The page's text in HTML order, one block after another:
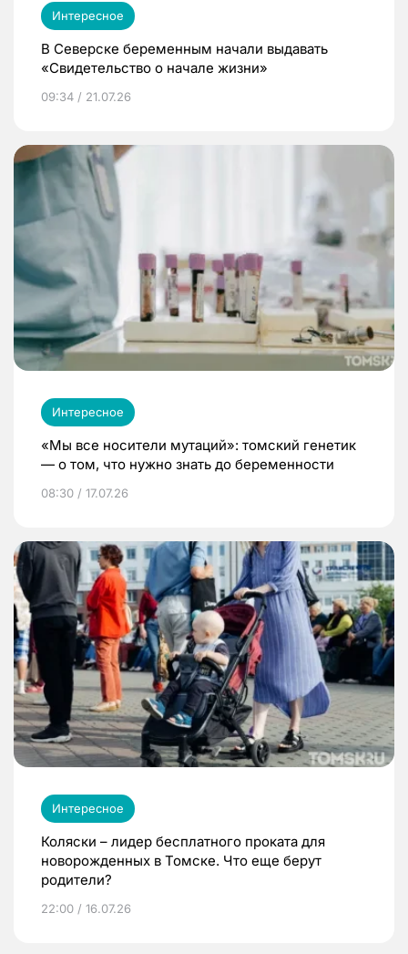
Интересное
В Северске беременным начали выдавать
«Свидетельство о начале жизни»
09:34 / 21.07.26
Интересное
«Мы все носители мутаций»: томский генетик
— о том, что нужно знать до беременности
08:30 / 17.07.26
Интересное
Коляски – лидер бесплатного проката для
новорожденных в Томске. Что еще берут
родители?
22:00 / 16.07.26